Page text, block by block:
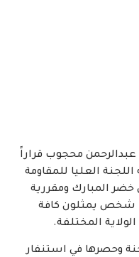
محجوب قراراً
بموجبه اللجنة العليا للمقاومة
المبارك ومقررية
طارق محمد نور وعضوية (٣٠) شخص يمثلون كافة
المختلفة.
وحصرها في استنفار